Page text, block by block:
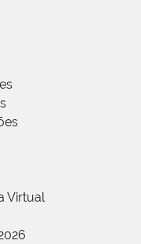
Virtual